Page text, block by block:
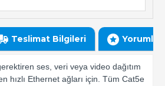
Teslimat Bilgileri Yorumlar
ses, veri veya video dağıtım
hızlı Ethernet ağları için. Tüm Cat5e